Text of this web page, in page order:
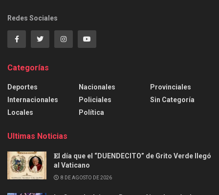
Redes Sociales
Categorías
Deportes
Internacionales
Locales
Nacionales
Policiales
Política
Provinciales
Sin Categoría
Ultimas Noticias
𝐄l día que el “DUENDECITO” de Grito Verde llegó
al Vaticano
8 DE AGOSTO DE 2026